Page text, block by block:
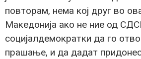
повторам, нема кој друг во
Македонија ако не ние од
социјалдемократки да го
прашање, и да дадат